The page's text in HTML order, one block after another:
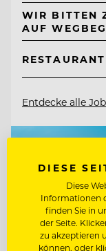
WIR BITTEN
AUF
Entdecke alle
DIESE
Diese
Informationen
finden Sie in
der Seite.
zu akzeptieren
können, oder